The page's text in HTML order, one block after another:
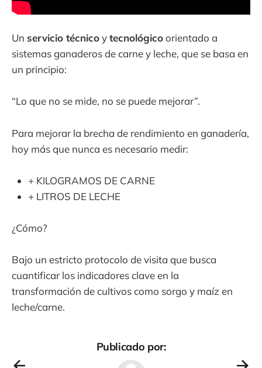
Un servicio técnicoytecnológicoorientado a
sistemas ganaderos de carne y leche, que se basa en
un principio:
“Lo que no se mide, no se puede mejorar”.
Para mejorar la brecha de rendimiento en ganadería,
hoy más que nunca es necesario medir:
+ KILOGRAMOS DE CARNE
+ LITROS DE LECHE
¿Cómo?
Bajo un estricto protocolo de visita que busca
cuantificar los indicadores clave en la
transformación de cultivos como sorgo y maíz en
leche/carne.
Publicado por: